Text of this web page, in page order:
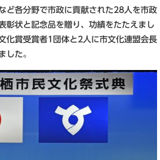
ど各分野で市政に貢献された28人を市政
彰状と記念品を贈り、功績をたたえまし
化賞受賞者1団体と2人に市文化連盟会長
した。